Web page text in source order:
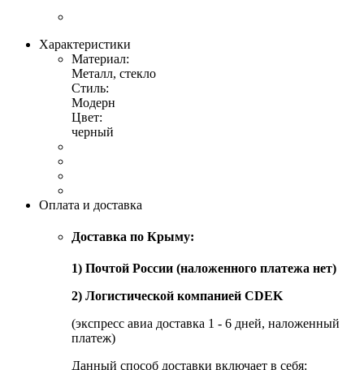
Характеристики
Материал:
Металл, стекло
Стиль:
Модерн
Цвет:
черный
Оплата и доставка
Доставка по Крыму:
1) Почтой России (наложенного платежа нет)
2) Логистической компанией CDEK
(экспресс авиа доставка 1 - 6 дней, наложенный
платеж)
Данный способ доставки включает в себя: